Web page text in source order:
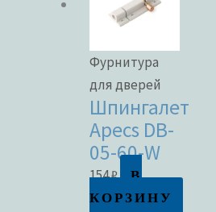
Фурнитура
для дверей
Шпингалет
Apecs DB-
05-60-W
154₽
В
КОРЗИНУ